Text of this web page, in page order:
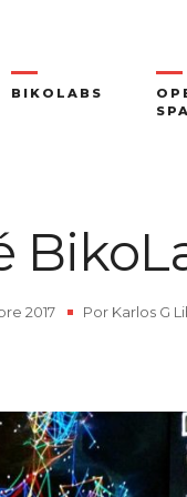
BIKOLABS
2017 Por Karlos G